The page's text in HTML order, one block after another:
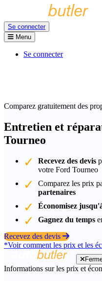
Se connecter
Menu
Se connecter
Comparez gratuitement des
Entretien et
Tourneo
Recevez des devis
votre Ford Tourneo
Comparez les prix
partenaires
Économisez
Gagnez du temps
Recevez des devis
*Voir comment les prix et les
Informations sur les prix et